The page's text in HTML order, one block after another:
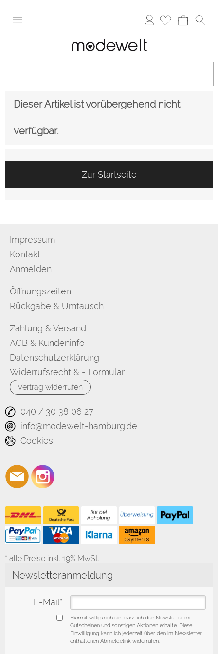
Anmelden
Dieser Artikel ist vorübergehend nicht
verfügbar.
Zur Startseite
Impressum
Kontakt
Anmelden
Öffnungszeiten
Rückgabe & Umtausch
Zahlung & Versand
AGB & Kundeninfo
Datenschutzerklärung
Widerrufsrecht & - Formular
Vertrag widerrufen
040 / 30 38 06 27
info@modewelt-hamburg.de
Cookies
* alle Preise inkl. 19% MwSt.